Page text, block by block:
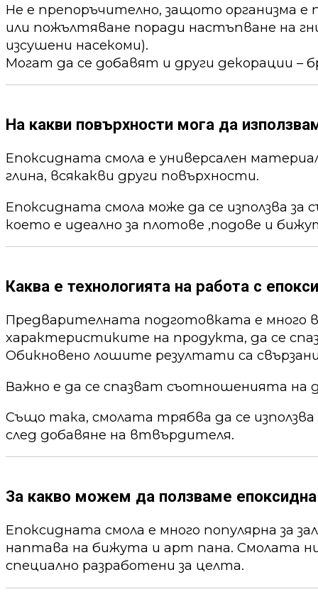
Не е препоръчително, защото организма
или пожълтяване поради настъпване на
изсушени насекоми).
Могат да се добавят и други декорации –
На какви повърхности мога да
Епоксидната смола е универсален
глина, всякакви други повърхности.
Епоксидната смола може да се използва за
което е идеално за плотове ,подове и
Каква е технологията на работа с
Предварителната подготовката е много
характеристиките на продукта, да се
Обикновено лошите резултати са
Важно е да се спазват съотношенията на
Също така, смолата трябва да се
след добавяне на втвърдителя.
За какво можем да ползваме
Епоксидната смола е много популярна за
наптава на бижута и арт пана. Смолата
специално разработени за целта.